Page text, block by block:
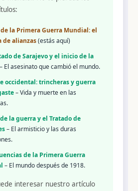
de la Primera Guerra Mundial: el
de alianzas(estás aquí)
de Sarajevo y el inicio de la
– El asesinato que cambió el mundo.
occidental: trincheras y guerra
– Vida y muerte en las
la guerra y el Tratado de
– El armisticio y las duras
de la Primera Guerra
– El mundo después de 1918.
interesar nuestro artículo